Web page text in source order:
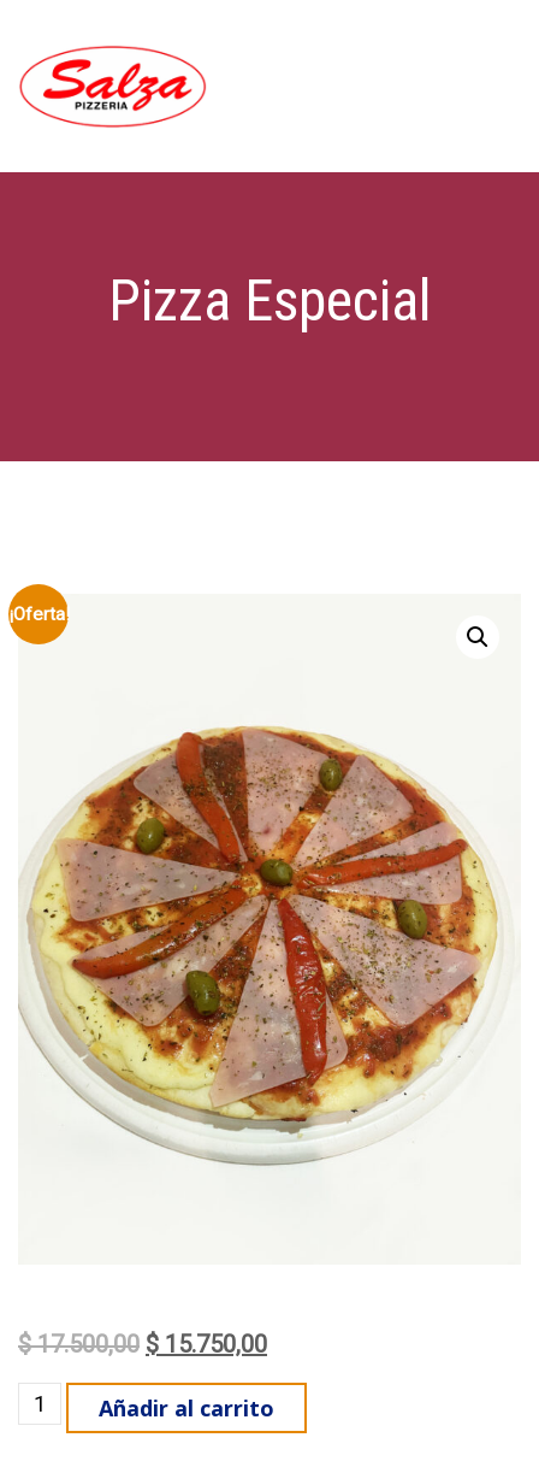
Pizza Especial
¡Oferta!
$17.500,00 El precio original era: $ 17.500,00.
$ 15.750,00El precio actual es: $
Pizza Especial cantidad
Añadir al carrito